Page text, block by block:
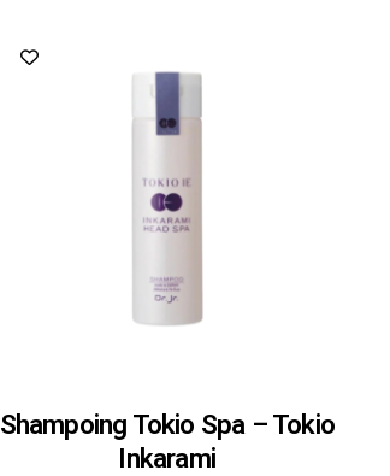
Shampoing Tokio Spa – Tokio
Inkarami